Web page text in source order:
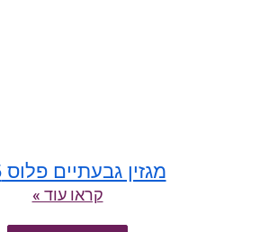
מגזין גבעתיים פלוס 145
קראו עוד »